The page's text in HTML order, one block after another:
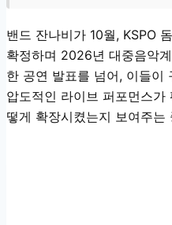
밴드 잔나비가 10월, KSPO
확정하며 2026년 대중음악
한 공연 발표를 넘어, 이들이
압도적인 라이브 퍼포먼스
떻게 확장시켰는지 보여주는